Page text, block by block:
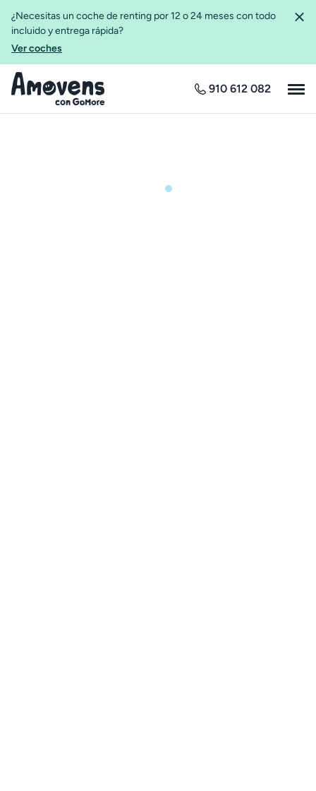
¿Necesitas un coche de renting por 12 o 24 meses con todo
incluido y entrega rápida?
Ver coches
910 612 082